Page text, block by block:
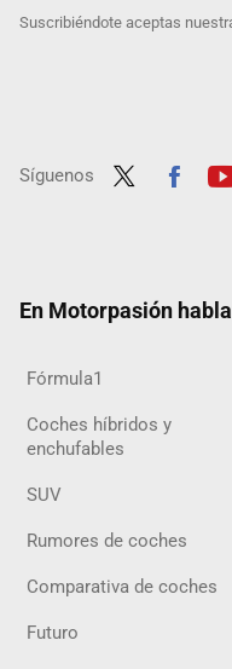
Suscribiéndote aceptas
Síguenos
En Motorpasión
Fórmula1
Coches híbridos y
enchufables
SUV
Rumores de coches
Comparativa de coches
Futuro